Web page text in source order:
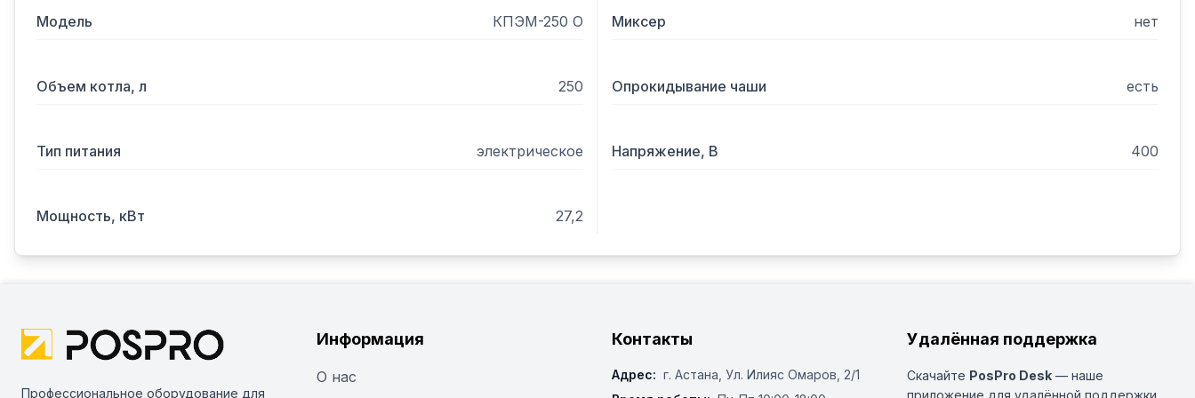
Опции:
Модель КПЭМ-250 О Миксер нет
Объем котла, л 250 Опрокидывание чаши есть
Тип питания электрическое Напряжение, В 400
Мощность, кВт 27,2
Профессиональное оборудование для
Информация
О нас
Контакты
Адрес: г. Астана, ​Ул. Илияс Омаров, 2/1
Удалённая поддержка
Скачайте PosPro Desk — наше
приложение для удалённой поддержки.